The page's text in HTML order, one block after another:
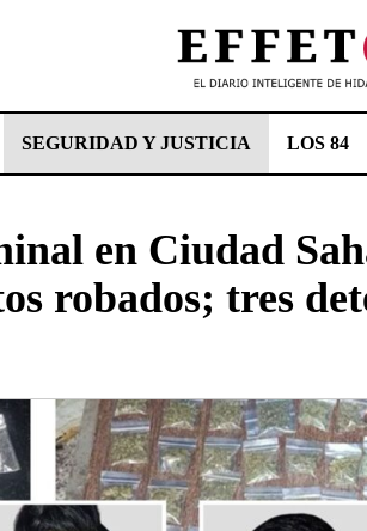
SEGURIDAD Y JUSTICIA LOS 84
en Ciudad
robados; tres